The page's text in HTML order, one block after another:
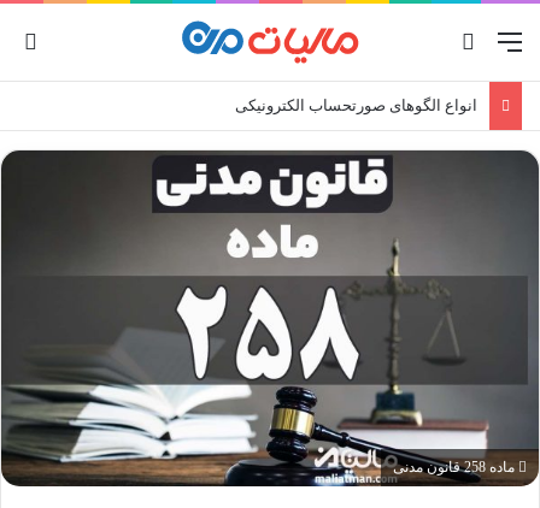
منو
انواع الگوهای صورتحساب الکترونیکی
ماده 258 قانون مدنی